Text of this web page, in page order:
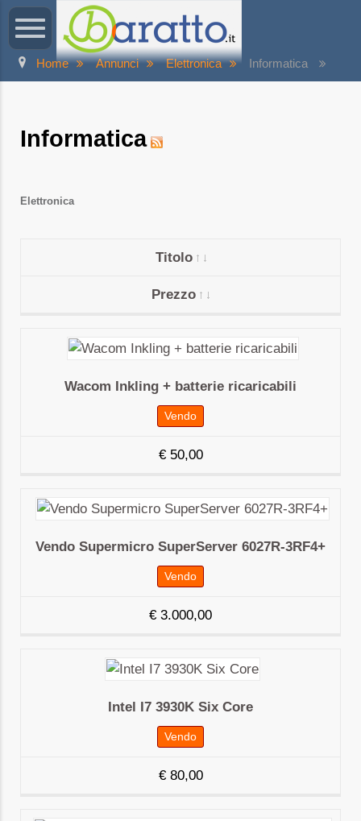
Home Annunci Elettronica Informatica
Informatica
Elettronica
Titolo
Prezzo
Wacom Inkling + batterie ricaricabili
Vendo
€50,00
Vendo Supermicro SuperServer 6027R-3RF4+
Vendo
€ 3.000,00
Intel I7 3930K Six Core
Vendo
€80,00